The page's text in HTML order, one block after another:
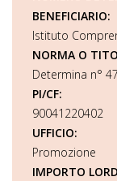
BENEFICIARIO:
Istituto
NORMA O
Determina n°
PI/CF:
90041220402
UFFICIO:
Promozione
IMPORTO